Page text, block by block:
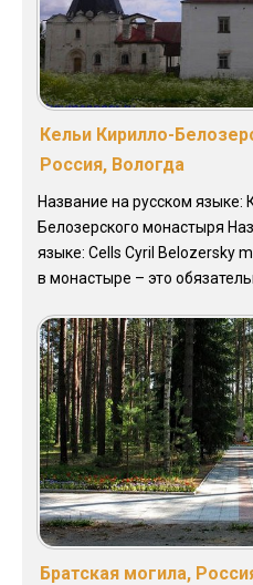
Кельи Кирилло-
Россия, Вологда
Название на русском языке:
Белозерского монастыря
языке: Cells Cyril Belozersky
в монастыре – это
Братская могила,